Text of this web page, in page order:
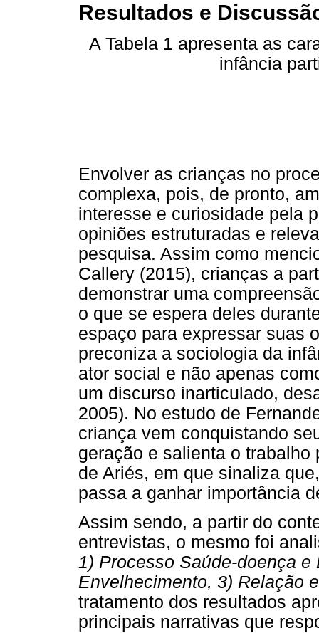
Resultados e
A Tabela 1 apresenta as
infância
Envolver as crianças no
complexa, pois, de pronto,
interesse e curiosidade pela
opiniões estruturadas e
pesquisa. Assim como
Callery (2015), crianças a
demonstrar uma
o que se espera deles
espaço para expressar suas
preconiza a sociologia da
ator social e não apenas
um discurso inarticulado,
2005). No estudo de
criança vem conquistando
geração e salienta o
de Ariés, em que sinaliza
passa a ganhar importância
Assim sendo, a partir do
entrevistas, o mesmo foi
1) Processo Saúde-doença
Envelhecimento, 3) Relação
tratamento dos resultados
principais narrativas que